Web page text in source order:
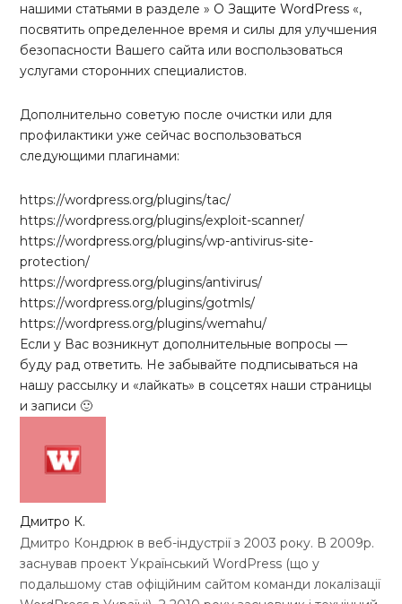
нашими статьями в разделе » О Защите WordPress «,
посвятить определенное время и силы для улучшения
безопасности Вашего сайта или воспользоваться
услугами сторонних специалистов.
Дополнительно советую после очистки или для
профилактики уже сейчас воспользоваться
следующими плагинами:
https://wordpress.org/plugins/tac/
https://wordpress.org/plugins/exploit-scanner/
https://wordpress.org/plugins/wp-antivirus-site-
protection/
https://wordpress.org/plugins/antivirus/
https://wordpress.org/plugins/gotmls/
https://wordpress.org/plugins/wemahu/
Если у Вас возникнут дополнительные вопросы —
буду рад ответить. Не забывайте подписываться на
нашу рассылку и «лайкать» в соцсетях наши страницы
и записи 🙂
Дмитро К.
Дмитро Кондрюк в веб-індустрії з 2003 року. В 2009р.
заснував проект Український WordPress (що у
подальшому став офіційним сайтом команди локалізації